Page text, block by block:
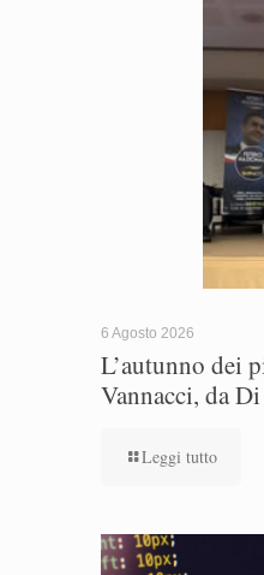
6 Agosto 2026
L’autunno dei
Vannacci, da
Leggi tutto